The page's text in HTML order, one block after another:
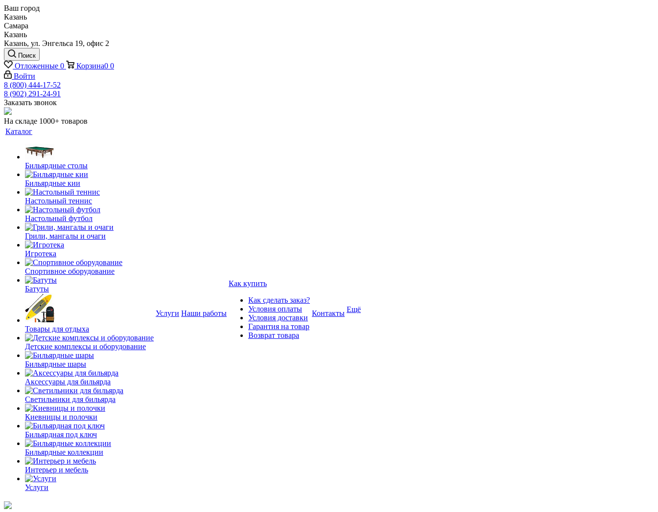
Ваш город
Казань
Самара
Казань
Казань, ул. Энгельса 19, офис 2
Поиск
Отложенные 0 Корзина0 0
Войти
8 (800) 444-17-52
8 (902) 291-24-91
Заказать звонок
На складе 1000+ товаров
Каталог
Бильярдные столы
Бильярдные кии
Настольный теннис
Настольный футбол
Грили, мангалы и очаги
Игротека
Спортивное оборудование
Батуты
Товары для отдыха
Детские комплексы и оборудование
Бильярдные шары
Аксессуары для бильярда
Светильники для бильярда
Киевницы и полочки
Бильярдная под ключ
Бильярдные коллекции
Интерьер и мебель
Услуги
Услуги Наши работы
Как купить
Как сделать заказ?
Условия оплаты
Условия доставки
Гарантия на товар
Возврат товара
Контакты Ещё